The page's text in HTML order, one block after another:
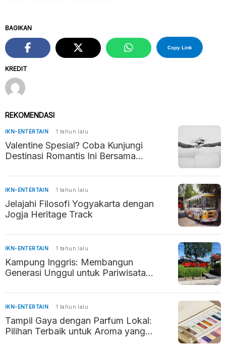
KREDIT
BAGIKAN
Copy Link
REKOMENDASI
IKN-ENTERTAIN 1 tahun lalu
Valentine Spesial? Coba Kunjungi
Destinasi Romantis Ini Bersama
IKN-ENTERTAIN 1 tahun lalu
Jelajahi Filosofi Yogyakarta dengan
Jogja Heritage Track
IKN-ENTERTAIN 1 tahun lalu
Kampung Inggris: Membangun
Generasi Unggul untuk Pariwisata
IKN-ENTERTAIN 1 tahun lalu
Tampil Gaya dengan Parfum Lokal:
Pilihan Terbaik untuk Aroma yang